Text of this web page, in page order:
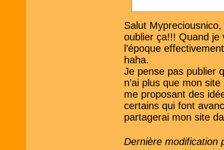
Salut
oublier ça!!! Quand je
l’époque
haha.
Je pense pas publier
n’ai plus que mon
me proposant des
certains qui font
partagerai mon site
Dernière modification